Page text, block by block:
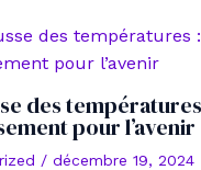
des
pour l’avenir
/ décembre 19, 2024